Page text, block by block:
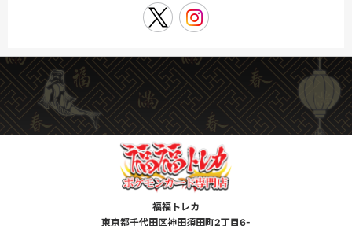
福福トレカ
東京都千代田区神田須田町2丁目6-